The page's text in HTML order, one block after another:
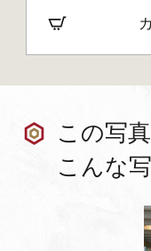
この写
こんな